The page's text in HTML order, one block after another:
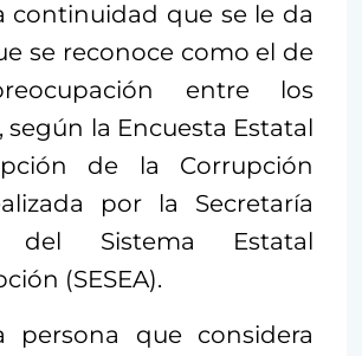
continuidad que se le da
se reconoce como el de
entre los
según la Encuesta Estatal
de la Corrupción
por la Secretaría
del Sistema Estatal
(SESEA).
persona que considera